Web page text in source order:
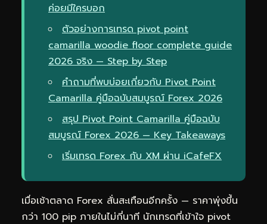
ค่อยมีใครบอก
ตัวอย่างการเทรด pivot point
camarilla woodie floor complete guide
2026 จริง — Step by Step
คำถามที่พบบ่อยเกี่ยวกับ Pivot Point
Camarilla คู่มือฉบับสมบูรณ์ Forex 2026
สรุป Pivot Point Camarilla คู่มือฉบับ
สมบูรณ์ Forex 2026 — Key Takeaways
เริ่มเทรด Forex กับ XM ผ่าน iCafeFX
เมื่อเช้าตลาด Forex สั่นสะเทือนอีกครั้ง — ราคาพุ่งขึ้น
กว่า 100 pip ภายในไม่กี่นาที นักเทรดที่เข้าใจ pivot